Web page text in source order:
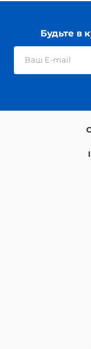
Будьте в